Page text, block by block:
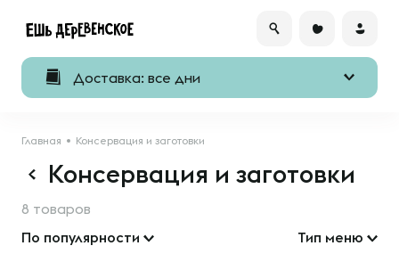
Доставка: все дни
Главная Консервация и заготовки
Консервация и заготовки
8 товаров
По популярности
Тип меню